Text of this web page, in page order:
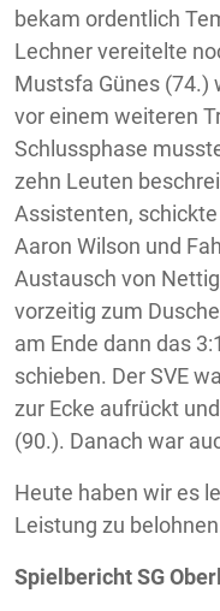
bekam ordentlich
Lechner vereitelte
Mustsfa Günes (74.)
vor einem weiteren
Schlussphase
zehn Leuten
Assistenten,
Aaron Wilson und
Austausch von
vorzeitig zum
am Ende dann das
schieben. Der SVE
zur Ecke aufrückt
(90.). Danach war
Heute haben wir es
Leistung zu
Spielbericht SG